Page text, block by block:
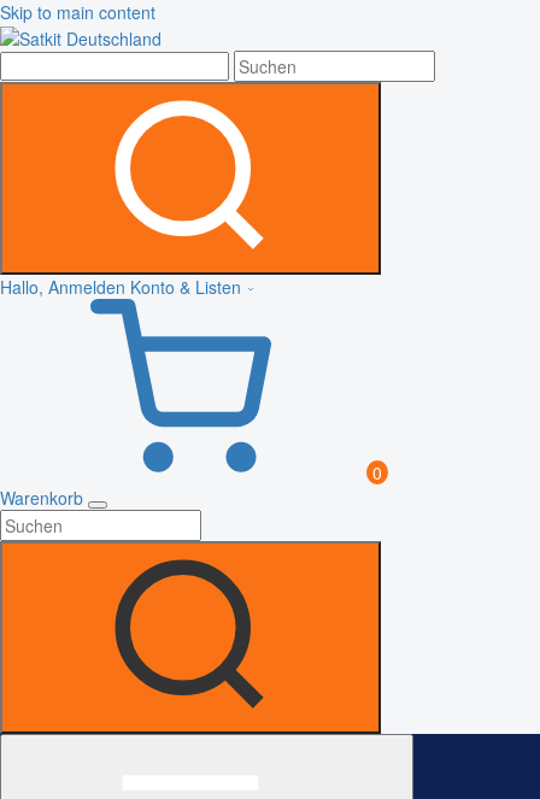
Skip to main content
Hallo, Anmelden Konto & Listen
0
Warenkorb